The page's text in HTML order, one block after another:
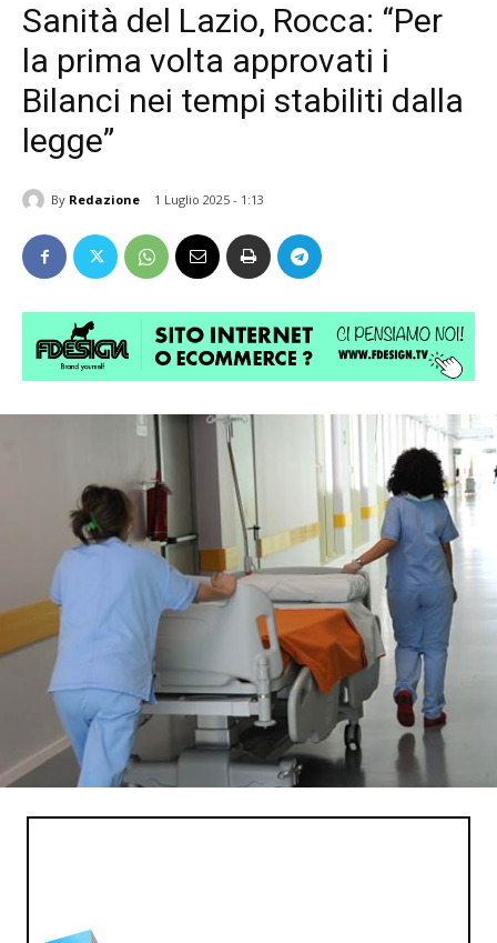
Sanità del Lazio, Rocca: “Per
la prima volta approvati i
Bilanci nei tempi stabiliti dalla
legge”
By Redazione 1 Luglio 2025 - 1:13